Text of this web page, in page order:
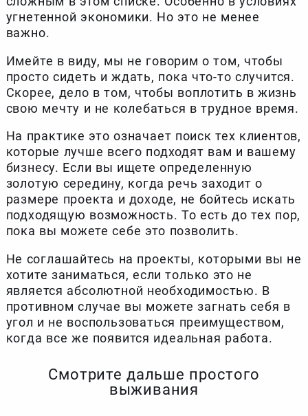
угнетенной экономики. Но это не менее
важно.
Имейте в виду, мы не говорим о том, чтобы
просто сидеть и ждать, пока что-то случится.
Скорее, дело в том, чтобы воплотить в жизнь
свою мечту и не колебаться в трудное время.
На практике это означает поиск тех клиентов,
которые лучше всего подходят вам и вашему
бизнесу. Если вы ищете определенную
золотую середину, когда речь заходит о
размере проекта и доходе, не бойтесь искать
подходящую возможность. То есть до тех пор,
пока вы можете себе это позволить.
Не соглашайтесь на проекты, которыми вы не
хотите заниматься, если только это не
является абсолютной необходимостью. В
противном случае вы можете загнать себя в
угол и не воспользоваться преимуществом,
когда все же появится идеальная работа.
Смотрите дальше простого
выживания